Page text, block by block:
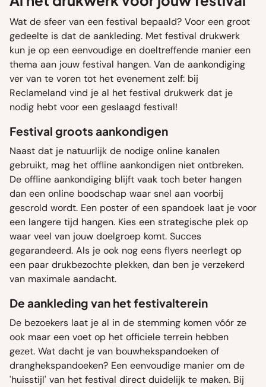
Wat de sfeer van een festival bepaald? Voor een groot
gedeelte is dat de aankleding. Met festival drukwerk
kun je op een eenvoudige en doeltreffende manier een
thema aan jouw festival hangen. Van de aankondiging
ver van te voren tot het evenement zelf: bij
Reclameland vind je al het festival drukwerk dat je
nodig hebt voor een geslaagd festival!
Festival groots aankondigen
Naast dat je natuurlijk de nodige online kanalen
gebruikt, mag het offline aankondigen niet ontbreken.
De offline aankondiging blijft vaak toch beter hangen
dan een online boodschap waar snel aan voorbij
gescrold wordt. Een poster of een spandoek laat je voor
een langere tijd hangen. Kies een strategische plek op
waar veel van jouw doelgroep komt. Succes
gegarandeerd. Als je ook nog eens flyers neerlegt op
een paar drukbezochte plekken, dan ben je verzekerd
van maximale aandacht.
De aankleding van het festivalterein
De bezoekers laat je al in de stemming komen vóór ze
ook maar een voet op het officiele terrein hebben
gezet. Wat dacht je van bouwhekspandoeken of
dranghekspandoeken? Een eenvoudige manier om de
'huisstijl' van het festival direct duidelijk te maken. Bij